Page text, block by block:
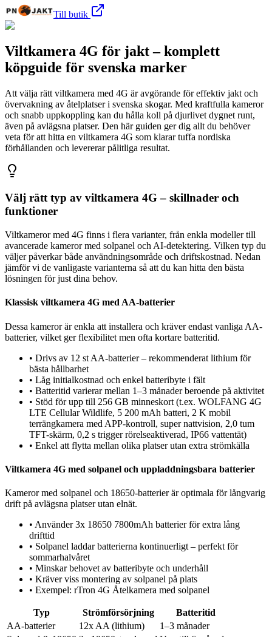
Till butik
Viltkamera 4G för jakt – komplett
köpguide för svenska marker
Att välja rätt viltkamera med 4G är avgörande för effektiv jakt och
övervakning av åtelplatser i svenska skogar. Med kraftfulla kameror
och snabb uppkoppling kan du hålla koll på djurlivet dygnet runt,
även på avlägsna platser. Den här guiden ger dig allt du behöver
veta för att hitta en viltkamera 4G som klarar tuffa nordiska
förhållanden och levererar pålitliga resultat.
Välj rätt typ av viltkamera 4G – skillnader och
funktioner
Viltkameror med 4G finns i flera varianter, från enkla modeller till
avancerade kameror med solpanel och AI-detektering. Vilken typ du
väljer påverkar både användningsområde och driftskostnad. Nedan
jämför vi de vanligaste varianterna så att du kan hitta den bästa
lösningen för just dina behov.
Klassisk viltkamera 4G med AA-batterier
Dessa kameror är enkla att installera och kräver endast vanliga AA-
batterier, vilket ger flexibilitet men ofta kortare batteritid.
• Drivs av 12 st AA-batterier – rekommenderat lithium för
bästa hållbarhet
• Låg initialkostnad och enkel batteribyte i fält
• Batteritid varierar mellan 1–3 månader beroende på aktivitet
• Stöd för upp till 256 GB minneskort (t.ex. WOLFANG 4G
LTE Cellular Wildlife, 5 200 mAh batteri, 2 K mobil
terrängkamera med APP-kontroll, super nattvision, 2,0 tum
TFT-skärm, 0,2 s trigger rörelseaktiverad, IP66 vattentät)
• Enkel att flytta mellan olika platser utan extra strömkälla
Viltkamera 4G med solpanel och uppladdningsbara batterier
Kameror med solpanel och 18650-batterier är optimala för långvarig
drift på avlägsna platser utan elnät.
• Använder 3x 18650 7800mAh batterier för extra lång
drifttid
• Solpanel laddar batterierna kontinuerligt – perfekt för
sommarhalvåret
• Minskar behovet av batteribyte och underhåll
• Kräver viss montering av solpanel på plats
• Exempel: rTron 4G Åtelkamera med solpanel
Typ Strömförsörjning
Batteritid
AA-batterier
12x AA (lithium)
1–3 månader